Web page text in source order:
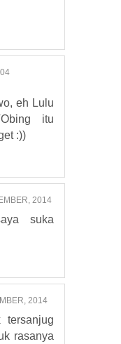
eh Lulu
itu
:))
2014
suka
2014
tersanjug
rasanya